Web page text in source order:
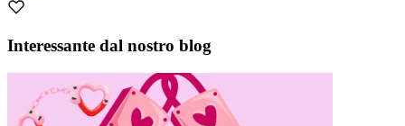
Interessante dal nostro blog